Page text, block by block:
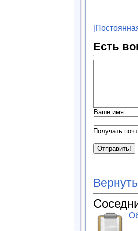
Есть
Ваше имя
Получать